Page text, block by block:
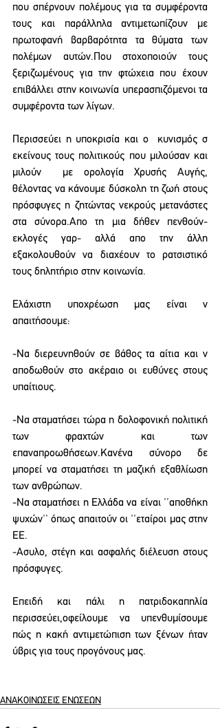
που σπέρνουν πολέμους για τα συμφέροντα
τους και παράλληλα αντιμετωπίζουν με
πρωτοφανή βαρβαρότητα τα θύματα των
πολέμων αυτών.Που στοχοποιούν τους
ξεριζωμένους για την φτώχεια που έχουν
επιβάλλει στην κοινωνία υπερασπιζόμενοι τα
συμφέροντα των λίγων.
Περισσεύει η υποκρισία και ο  κυνισμός σ
εκείνους τους πολιτικούς που μιλούσαν και
μιλούν  με ορολογία Χρυσής Αυγής,
θέλοντας να κάνουμε δύσκολη τη ζωή στους
πρόσφυγες η ζητώντας νεκρούς μετανάστες
στα σύνορα.Απο τη μια δήθεν πενθούν-
εκλογές γαρ- αλλά απο την άλλη
εξακολουθούν να διαχέουν το ρατσιστικό
τους δηλητήριο στην κοινωνία.
Ελάχιστη υποχρέωση μας είναι ν
απαιτήσουμε:
-Να διερευνηθούν σε βάθος τα αίτια και ν
αποδωθούν στο ακέραιο οι ευθύνες στους
υπαίτιους.
-Nα σταματήσει τώρα η δολοφονική πολιτική
των φραχτών και των
επαναπροωθήσεων.Κανένα σύνορο δε
μπορεί να σταματήσει τη μαζική εξαθλίωση
των ανθρώπων.
-Να σταματήσει η Ελλάδα να είναι ''αποθήκη
ψυχών'' όπως απαιτούν οι ''εταίροι μας στην
ΕΕ.
-Ασυλο, στέγη και ασφαλής διέλευση στους
πρόσφυγες.
Επειδή και πάλι η πατριδοκαπηλία
περισσεύει,οφείλουμε να υπενθυμίσουμε
πώς η κακή αντιμετώπιση των ξένων ήταν
ύβρις για τους προγόνους μας.
ΑΝΑΚΟΙΝΩΣΕΙΣ ΕΝΩΣΕΩΝ